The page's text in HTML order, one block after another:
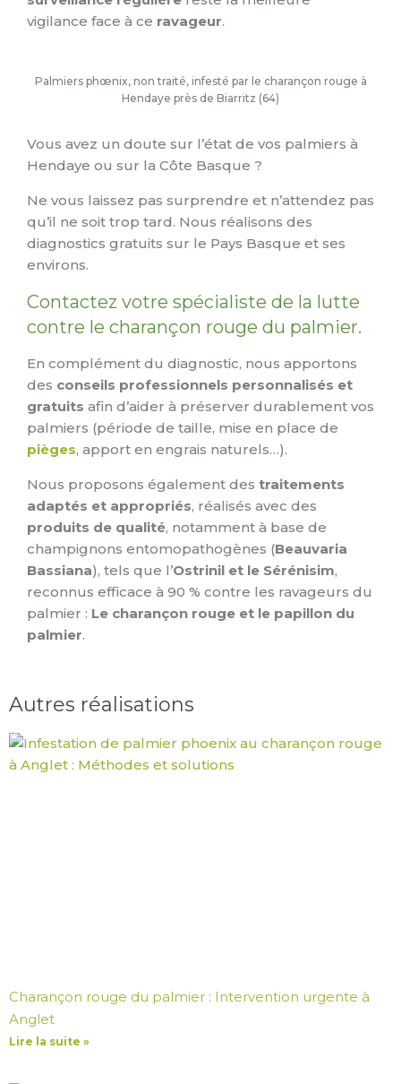
vigilance face à ce ravageur.
Palmiers phœnix, non traité, infesté par le charançon rouge à
Hendaye près de Biarritz (64)
Vous avez un doute sur l’état de vos palmiers à
Hendaye ou sur la Côte Basque ?
Ne vous laissez pas surprendre et n’attendez pas
qu’il ne soit trop tard. Nous réalisons des
diagnostics gratuits sur le Pays Basque et ses
environs.
Contactez votre spécialiste de la lutte
contre le charançon rouge du palmier.
En complément du diagnostic, nous apportons
des conseils professionnels personnalisés et
gratuits afin d’aider à préserver durablement vos
palmiers (période de taille, mise en place de
pièges, apport en engrais naturels…).
Nous proposons également des traitements
adaptés et appropriés, réalisés avec des
produits de qualité, notamment à base de
champignons entomopathogènes (Beauvaria
Bassiana), tels que l’Ostrinil et le Sérénisim,
reconnus efficace à 90 % contre les ravageurs du
palmier : Le charançon rouge et le papillon du
palmier.
Autres réalisations
Charançon rouge du palmier : Intervention urgente à
Anglet
Lire la suite »